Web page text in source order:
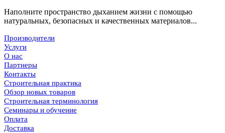
Наполните пространство дыханием жизни с помощью
натуральных, безопасных и качественных материалов...
Производители
Услуги
О нас
Партнеры
Контакты
Строительная практика
Обзор новых товаров
Строительная терминология
Семинары и обучение
Оплата
Доставка